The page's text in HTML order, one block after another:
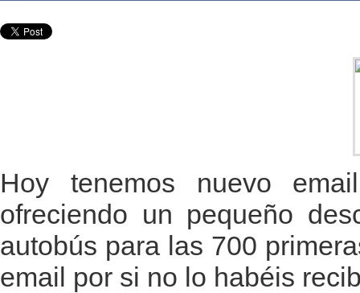
Hoy tenemos nuevo
ofreciendo un pequeño
autobús para las 700
email por si no lo habéis